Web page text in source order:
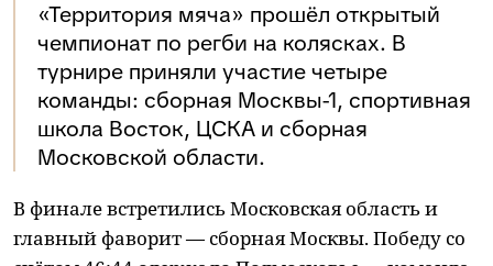
«Территория мяча» прошёл открытый
чемпионат по регби на колясках. В
турнире приняли участие четыре
команды: сборная Москвы-1, спортивная
школа Восток, ЦСКА и сборная
Московской области.
В финале встретились Московская область и
главный фаворит — сборная Москвы. Победу со